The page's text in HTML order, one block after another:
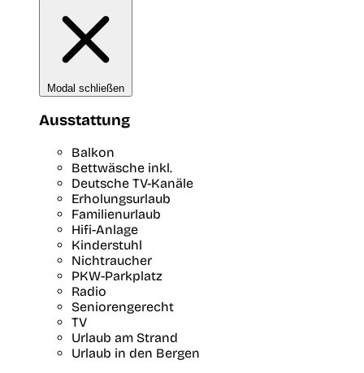
Modal schließen
Ausstattung
Balkon
Bettwäsche inkl.
Deutsche TV-Kanäle
Erholungsurlaub
Familienurlaub
Hifi-Anlage
Kinderstuhl
Nichtraucher
PKW-Parkplatz
Radio
Seniorengerecht
TV
Urlaub am Strand
Urlaub in den Bergen